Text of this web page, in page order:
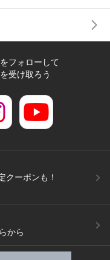
フォローして
受け取ろう
クーポンも！
から